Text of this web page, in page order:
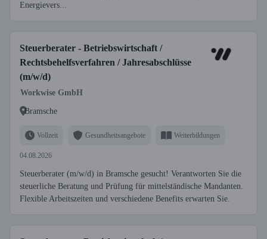
Energievers...
Steuerberater - Betriebswirtschaft /
Rechtsbehelfsverfahren / Jahresabschlüsse
(m/w/d)
Workwise GmbH
Bramsche
Vollzeit Gesundheitsangebote Weiterbildungen
04.08.2026
Steuerberater (m/w/d) in Bramsche gesucht! Verantworten Sie die
steuerliche Beratung und Prüfung für mittelständische Mandanten.
Flexible Arbeitszeiten und verschiedene Benefits erwarten Sie.